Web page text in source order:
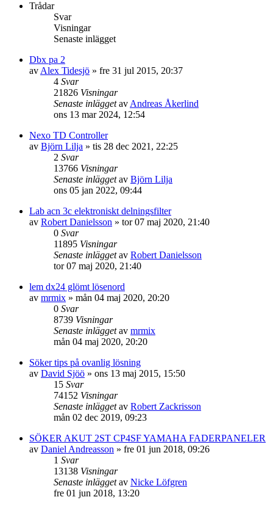
Trådar
Svar
Visningar
Senaste inlägget
Dbx pa 2
av Alex Tidesjö » fre 31 jul 2015, 20:37
4 Svar
21826 Visningar
Senaste inläggetav Andreas Åkerlind
ons 13 mar 2024, 12:54
Nexo TD Controller
av Björn Lilja » tis 28 dec 2021, 22:25
2 Svar
13766 Visningar
Senaste inläggetav Björn Lilja
ons 05 jan 2022, 09:44
Lab acn 3c elektroniskt delningsfilter
av Robert Danielsson » tor 07 maj 2020, 21:40
0 Svar
11895 Visningar
Senaste inläggetav Robert Danielsson
tor 07 maj 2020, 21:40
lem dx24 glömt lösenord
av mrmix » mån 04 maj 2020, 20:20
0 Svar
8739 Visningar
Senaste inläggetav mrmix
mån 04 maj 2020, 20:20
Söker tips på ovanlig lösning
av David Sjöö » ons 13 maj 2015, 15:50
15 Svar
74152 Visningar
Senaste inläggetav Robert Zackrisson
mån 02 dec 2019, 09:23
SÖKER AKUT 2ST CP4SF YAMAHA FADERPANELER
av Daniel Andreasson » fre 01 jun 2018, 09:26
1 Svar
13138 Visningar
Senaste inläggetav Nicke Löfgren
fre 01 jun 2018, 13:20